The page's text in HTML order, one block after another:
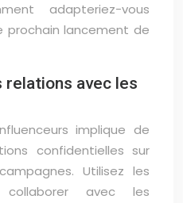
adapteriez-vous
lancement de
relations avec les
implique de
confidentielles sur
Utilisez les
avec les